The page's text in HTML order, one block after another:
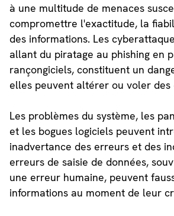
à une multitude de menaces
compromettre l'exactitude, la
des informations. Les
allant du piratage au phishing en
rançongiciels, constituent un
elles peuvent altérer ou voler des
Les problèmes du système, les
et les bogues logiciels peuvent
inadvertance des erreurs et des
erreurs de saisie de données,
une erreur humaine, peuvent
informations au moment de leur